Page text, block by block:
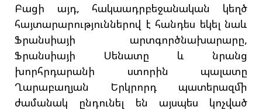
Բացի այդ, հակաադրբեջանական կեղծ
հայտարարություններով է հանդես եկել նաև
Ֆրանսիայի արտգործնախարարը,
Ֆրանսիայի Սենատը և նրանց
խորհրդարանի ստորին պալատը
Ղարաբաղյան Երկրորդ պատերազմի
ժամանակ ընդունել են այսպես կոչված